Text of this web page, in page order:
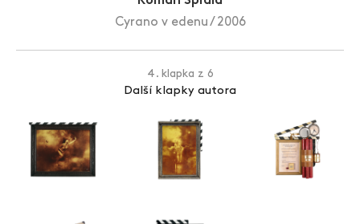
Cyrano v edenu / 2006
4. klapka z 6
Další klapky autora